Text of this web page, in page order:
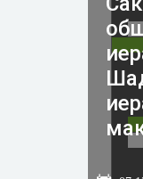
и